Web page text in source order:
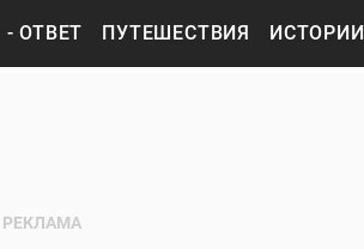
ОТВЕТ ПУТЕШЕСТВИЯ ИСТОРИИ